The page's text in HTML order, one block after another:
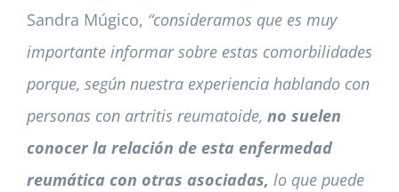
Sandra Múgico, “consideramos que es muy
importante informar sobre estas comorbilidades
porque, según nuestra experiencia hablando con
personas con artritis reumatoide, no suelen
conocer la relación de esta enfermedad
reumática con otras asociadas, lo que puede